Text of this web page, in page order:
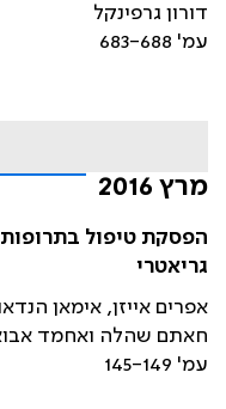
דורון גרפינקל
עמ' 683-688
מרץ 2016
הפסקת טיפול
גריאטרי
אפרים אייזן, אימאן
חאתם שהלה ואחמד
עמ' 145-149